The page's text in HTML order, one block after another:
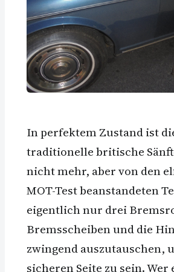
In perfektem Zustand ist
traditionelle britische
nicht mehr, aber von den
MOT-Test beanstandeten
eigentlich nur drei
Bremsscheiben und die
zwingend auszutauschen,
sicheren Seite zu sein. Wer